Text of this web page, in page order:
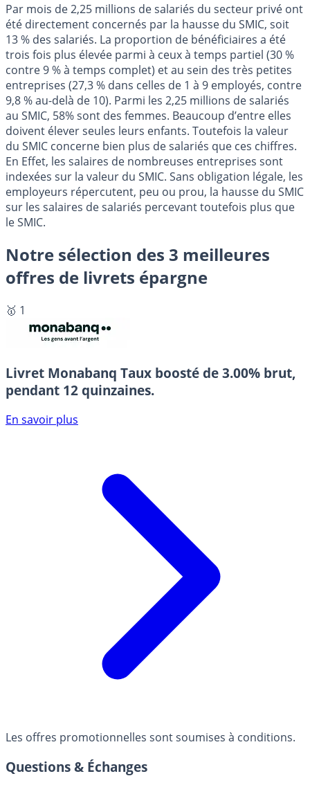
Par mois de 2,25 millions de salariés du secteur privé ont
été directement concernés par la hausse du SMIC, soit
13 % des salariés. La proportion de bénéficiaires a été
trois fois plus élevée parmi à ceux à temps partiel (30 %
contre 9 % à temps complet) et au sein des très petites
entreprises (27,3 % dans celles de 1 à 9 employés, contre
9,8 % au-delà de 10). Parmi les 2,25 millions de salariés
au SMIC, 58% sont des femmes. Beaucoup d’entre elles
doivent élever seules leurs enfants. Toutefois la valeur
du SMIC concerne bien plus de salariés que ces chiffres.
En Effet, les salaires de nombreuses entreprises sont
indexées sur la valeur du SMIC. Sans obligation légale, les
employeurs répercutent, peu ou prou, la hausse du SMIC
sur les salaires de salariés percevant toutefois plus que
le SMIC.
Notre sélection des 3 meilleures
offres de livrets épargne
🥇 1
Livret Monabanq Taux boosté de 3.00% brut,
pendant 12 quinzaines.
En savoir plus
Les offres promotionnelles sont soumises à conditions.
Questions & Échanges